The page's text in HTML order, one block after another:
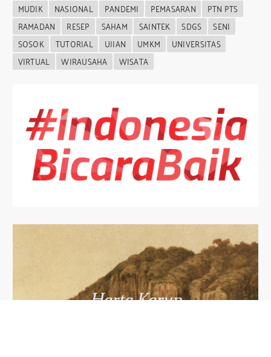
MUDIK
NASIONAL PANDEMI PEMASARAN
PTN PTS
RAMADAN
RESEP SAHAM SAINTEK SDGS
SENI
SOSOK
TUTORIAL UJIAN UMKM
UNIVERSITAS
VIRTUAL
WIRAUSAHA WISATA